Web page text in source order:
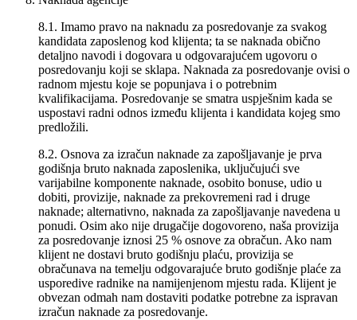
8.1. Imamo pravo na naknadu za posredovanje za svakog
kandidata zaposlenog kod klijenta; ta se naknada obično
detaljno navodi i dogovara u odgovarajućem ugovoru o
posredovanju koji se sklapa. Naknada za posredovanje ovisi o
radnom mjestu koje se popunjava i o potrebnim
kvalifikacijama. Posredovanje se smatra uspješnim kada se
uspostavi radni odnos između klijenta i kandidata kojeg smo
predložili.
8.2. Osnova za izračun naknade za zapošljavanje je prva
godišnja bruto naknada zaposlenika, uključujući sve
varijabilne komponente naknade, osobito bonuse, udio u
dobiti, provizije, naknade za prekovremeni rad i druge
naknade; alternativno, naknada za zapošljavanje navedena u
ponudi. Osim ako nije drugačije dogovoreno, naša provizija
za posredovanje iznosi 25 % osnove za obračun. Ako nam
klijent ne dostavi bruto godišnju plaću, provizija se
obračunava na temelju odgovarajuće bruto godišnje plaće za
usporedive radnike na namijenjenom mjestu rada. Klijent je
obvezan odmah nam dostaviti podatke potrebne za ispravan
izračun naknade za posredovanje.